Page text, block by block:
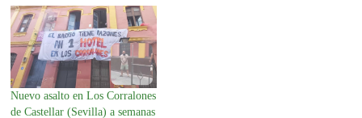
Nuevo asalto en Los Corralones
de Castellar (Sevilla) a semanas